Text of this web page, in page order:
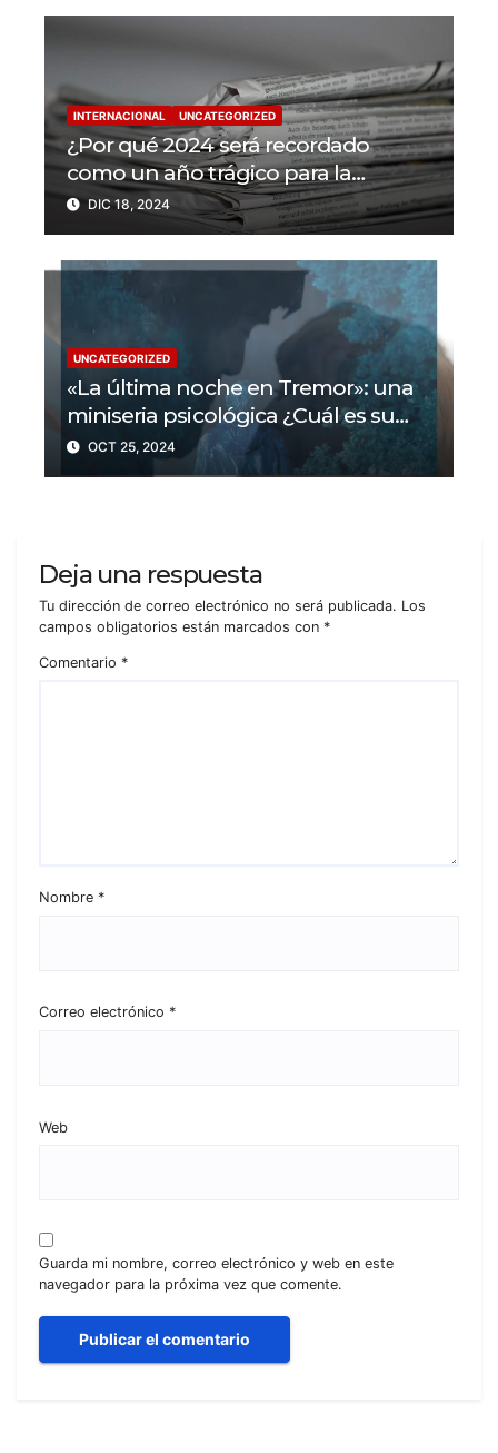
INTERNACIONAL UNCATEGORIZED
¿Por qué 2024 será recordado
como un año trágico para la
libertad de prensa? Un tercio de los
periodistas asesinados por Israel
DIC 18, 2024
UNCATEGORIZED
«La última noche en Tremor»: una
miniseria psicológica ¿Cuál es su
trama?
OCT 25, 2024
Deja una respuesta
Tu dirección de correo electrónico no será publicada. Los
campos obligatorios están marcados con *
Comentario *
Nombre *
Correo electrónico *
Web
Guarda mi nombre, correo electrónico y web en este
navegador para la próxima vez que comente.